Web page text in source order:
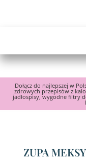
Dołącz do najlepszej w
zdrowych przepisów z
jadłospisy, wygodne filtry
ZUPA